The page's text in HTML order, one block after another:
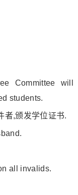
Committee will
students.
者,颁发学位证书.
all invalids.